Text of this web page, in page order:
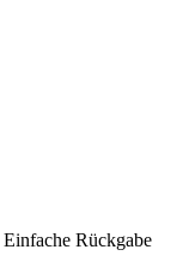
Einfache Rückgabe